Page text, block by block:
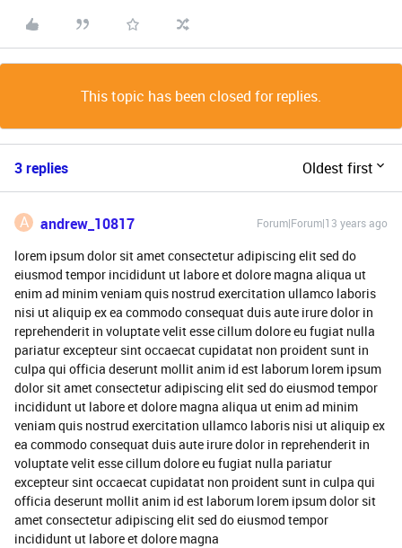
This topic has been closed for replies.
3 replies Oldest first
A andrew_10817 Forum|Forum|13 years ago
lorem ipsum dolor sit amet consectetur adipiscing elit sed do
eiusmod tempor incididunt ut labore et dolore magna aliqua ut
enim ad minim veniam quis nostrud exercitation ullamco laboris
nisi ut aliquip ex ea commodo consequat duis aute irure dolor in
reprehenderit in voluptate velit esse cillum dolore eu fugiat nulla
pariatur excepteur sint occaecat cupidatat non proident sunt in
culpa qui officia deserunt mollit anim id est laborum lorem ipsum
dolor sit amet consectetur adipiscing elit sed do eiusmod tempor
incididunt ut labore et dolore magna aliqua ut enim ad minim
veniam quis nostrud exercitation ullamco laboris nisi ut aliquip ex
ea commodo consequat duis aute irure dolor in reprehenderit in
voluptate velit esse cillum dolore eu fugiat nulla pariatur
excepteur sint occaecat cupidatat non proident sunt in culpa qui
officia deserunt mollit anim id est laborum lorem ipsum dolor sit
amet consectetur adipiscing elit sed do eiusmod tempor
incididunt ut labore et dolore magna